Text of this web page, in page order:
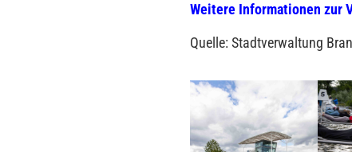
Weitere Informationen zur
Quelle: Stadtverwaltung